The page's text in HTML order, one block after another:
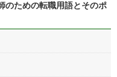
のための転職用語とそのポ